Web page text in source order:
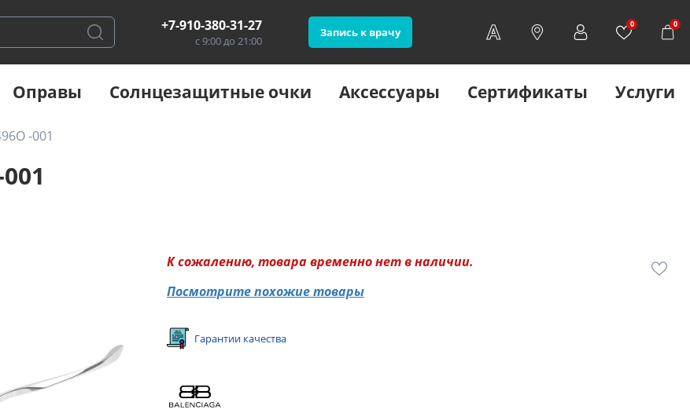
+7-910-380-31-27
с 9:00 до 21:00
Запись к врачу
0 0
Оправы Солнцезащитные очки Аксессуары Сертификаты Услуги
-001
К сожалению, товара временно нет в наличии.
Посмотрите похожие товары
Гарантии качества